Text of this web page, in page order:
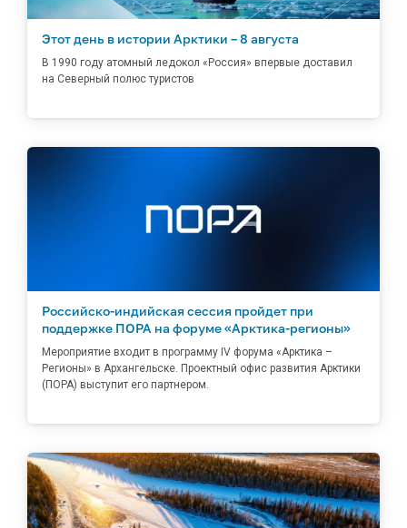
Этот день в истории Арктики – 8 августа
В 1990 году атомный ледокол «Россия» впервые доставил
на Северный полюс туристов
Российско-индийская сессия пройдет при
поддержке ПОРА на форуме «Арктика-регионы»
Мероприятие входит в программу IV форума «Арктика –
Регионы» в Архангельске. Проектный офис развития Арктики
(ПОРА) выступит его партнером.